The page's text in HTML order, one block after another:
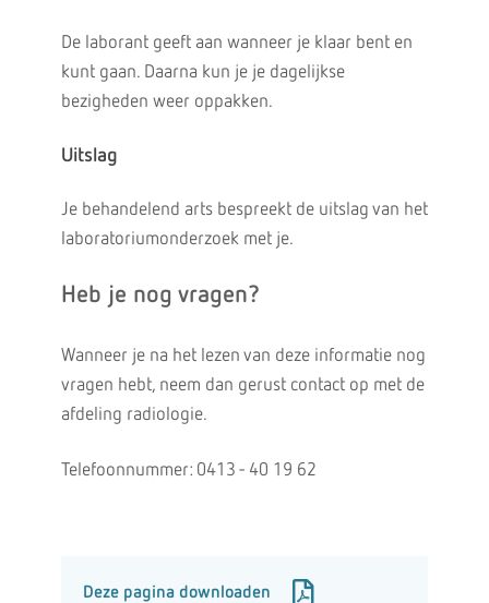
De laborant geeft aan wanneer je klaar bent en
kunt gaan. Daarna kun je je dagelijkse
bezigheden weer oppakken.
Uitslag
Je behandelend arts bespreekt de uitslag van het
laboratoriumonderzoek met je.
Heb je nog vragen?
Wanneer je na het lezen van deze informatie nog
vragen hebt, neem dan gerust contact op met de
afdeling radiologie.
Telefoonnummer: 0413 - 40 19 62
Deze pagina downloaden